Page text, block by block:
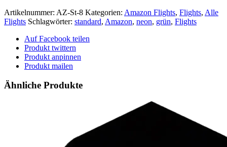
Artikelnummer: AZ-St-8 Kategorien: Amazon Flights, Flights, Alle
Flights Schlagwörter: standard, Amazon, neon, grün, Flights
Auf Facebook teilen
Produkt twittern
Produkt anpinnen
Produkt mailen
Ähnliche Produkte